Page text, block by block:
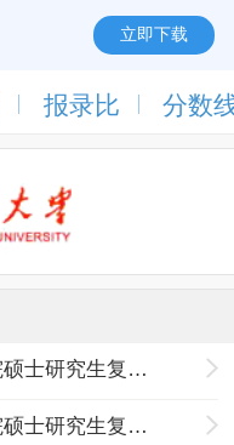
立即下载
报录比 分数
2020年西安外国语大学艺术学院硕士研究生复试工作实施细则
2020年西安外国语大学英文学院硕士研究生复试工作实施细则